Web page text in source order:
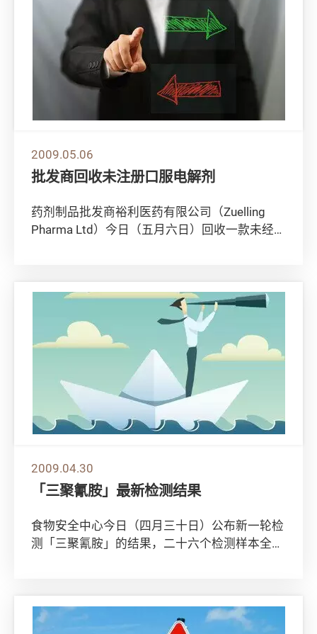
2009.05.06
批发商回收未注册口服电解剂
药剂制品批发商裕利医药有限公司（Zuelling
Pharma Ltd）今日（五月六日）回收一款未经注
2009.04.30
「三聚氰胺」最新检测结果
食物安全中心今日（四月三十日）公布新一轮检
测「三聚氰胺」的结果，二十六个检测样本全部